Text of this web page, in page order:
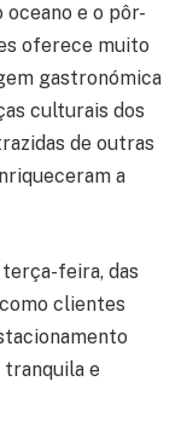
e o pôr-
oferece muito
gastronómica
culturais dos
de outras
a
feira, das
clientes
e